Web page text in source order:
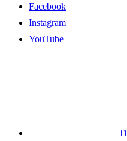
Facebook
Instagram
YouTube